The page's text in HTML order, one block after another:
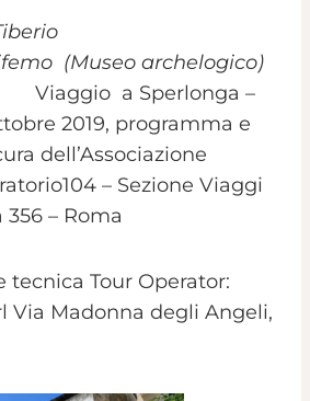
di Tiberio
(Museo archelogico)
Viaggio a Sperlonga –
2019, programma e
dell’Associazione
– Sezione Viaggi
– Roma
tecnica Tour Operator:
Via Madonna degli Angeli,